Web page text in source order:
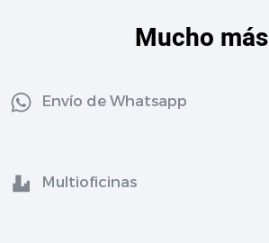
Mucho más
Envío de Whatsapp
Multioficinas